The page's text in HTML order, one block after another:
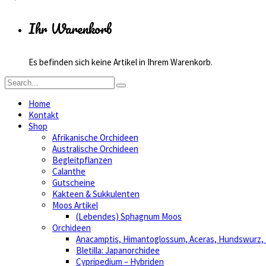
Ihr Warenkorb
Es befinden sich keine Artikel in Ihrem Warenkorb.
Home
Kontakt
Shop
Afrikanische Orchideen
Australische Orchideen
Begleitpflanzen
Calanthe
Gutscheine
Kakteen & Sukkulenten
Moos Artikel
(Lebendes) Sphagnum Moos
Orchideen
Anacamptis, Himantoglossum, Aceras,
Bletilla: Japanorchidee
Cypripedium – Hybriden